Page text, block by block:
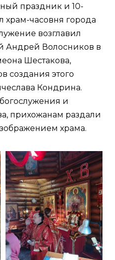
праздник и 10-
храм-часовня города
возглавил
Андрей Волосников в
Шестакова,
создания этого
Кондрина.
и
прихожанам раздали
храма.